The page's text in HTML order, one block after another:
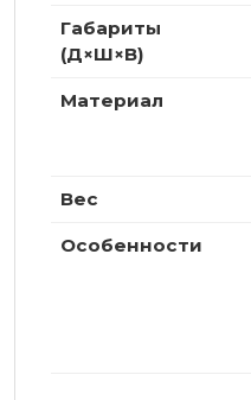
Габариты
(Д×Ш×В)
Материал
Вес
Особенности